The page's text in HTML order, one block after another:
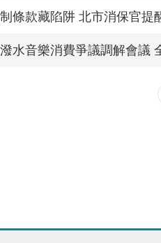
條款藏陷阱 北市消保官提
水音樂消費爭議調解會議